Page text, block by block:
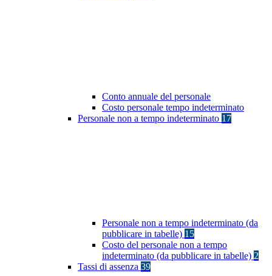
Conto annuale del personale
Costo personale tempo indeterminato
Personale non a tempo indeterminato 17
Personale non a tempo indeterminato (da
pubblicare in tabelle) 15
Costo del personale non a tempo
indeterminato (da pubblicare in tabelle) 2
Tassi di assenza 39